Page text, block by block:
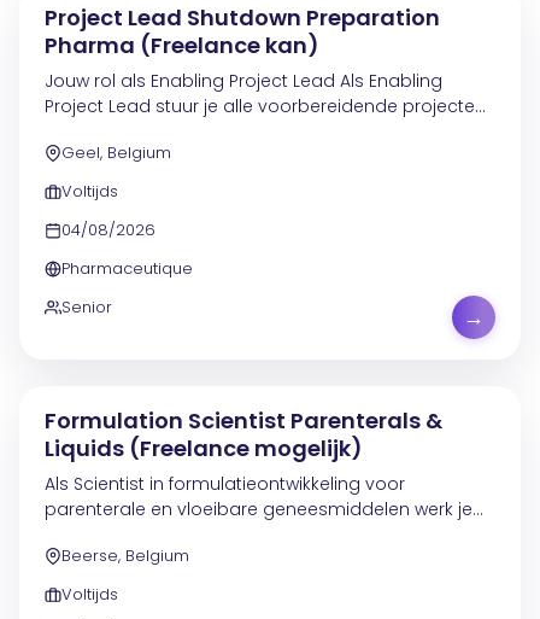
Project Lead Shutdown Preparation
Pharma (Freelance kan)
Jouw rol als Enabling Project Lead Als Enabling
Project Lead stuur je alle voorbereidende projecten
grootschalige shutdown in 2027. Je werkt in een
complexe...
Geel, Belgium
Voltijds
04/08/2026
Pharmaceutique
Senior
→
Formulation Scientist Parenterals &
Liquids (Freelance mogelijk)
Als Scientist in formulatieontwikkeling voor
parenterale en vloeibare geneesmiddelen werk je
therapieën die een impact hebben op patiënten
wereldwijd. In deze...
Beerse, Belgium
Voltijds